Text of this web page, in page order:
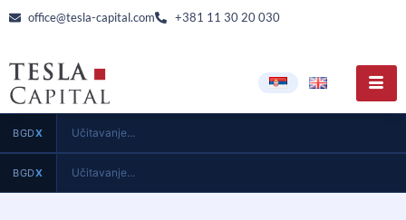
office@tesla-capital.com +381 11 30 20 030
BGDX Učitavanje...
BGDX Učitavanje...